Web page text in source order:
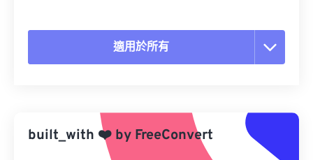
適用於所有
另存為預設
built_with ❤️ by FreeConvert